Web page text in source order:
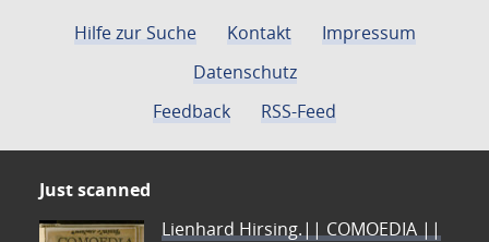
Hilfe zur Suche Kontakt
Impressum
Datenschutz
Feedback
RSS-Feed
Just scanned
Lienhard Hirsing.|| COMOEDIA ||